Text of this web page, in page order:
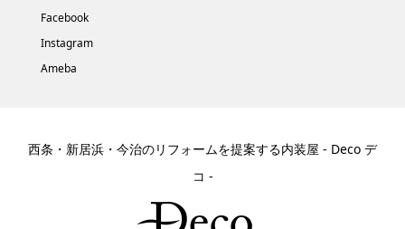
Facebook
Instagram
Ameba
西条・新居浜・今治のリフォームを提案する内装屋 - Deco デ
コ -